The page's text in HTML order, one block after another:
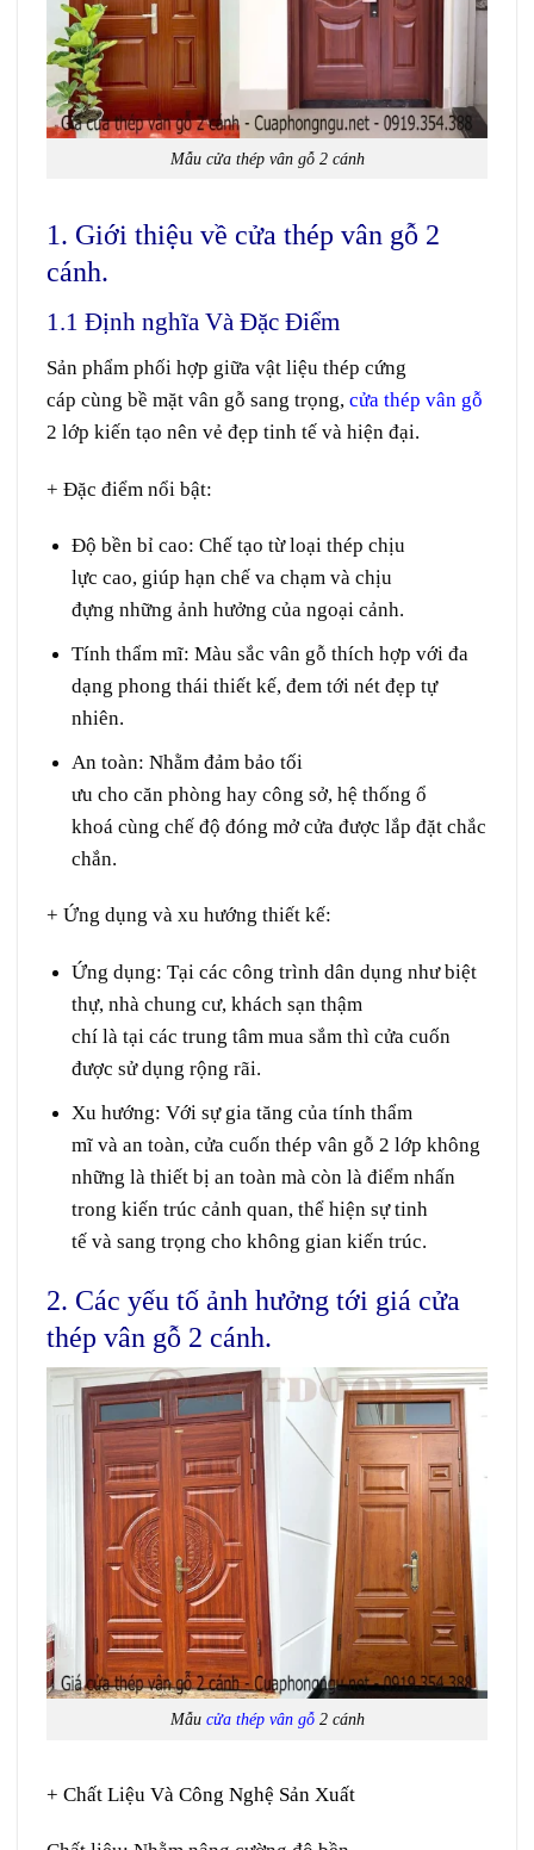
Mẫu cửa thép vân gỗ 2 cánh
1. Giới thiệu về cửa thép vân gỗ 2
cánh.
1.1 Định nghĩa Và Đặc Điểm
Sản phẩm phối hợp giữa vật liệu thép cứng
cáp cùng bề mặt vân gỗ sang trọng, cửa thép vân gỗ
2 lớp kiến tạo nên vẻ đẹp tinh tế và hiện đại.
+ Đặc điểm nổi bật:
Độ bền bỉcao: Chế tạo từ loạithép chịu
lực cao, giúp hạn chế va chạmvà chịu
đựng những ảnh hưởng của ngoại cảnh.
Tính thẩm mĩ: Màu sắc vân gỗ thích hợp với đa
dạng phong thái thiết kế, đem tới nétđẹp tự
nhiên.
An toàn: Nhằm đảm bảo tối
ưu cho căn phòng hay công sở, hệ thống ổ
khoá cùng chế độ đóng mở cửa được lắp đặt chắc
chắn.
+ Ứng dụng và xu hướng thiết kế:
Ứng dụng: Tạicác công trình dân dụng như biệt
thự, nhà chung cư, khách sạn thậm
chí là tạicác trung tâm mua sắmthì cửa cuốn
được sử dụng rộng rãi.
Xu hướng: Với sự gia tăng của tính thẩm
mĩ và an toàn, cửa cuốnthép vân gỗ 2 lớp không
những là thiết bị an toànmà còn là điểm nhấn
trong kiến trúc cảnh quan, thể hiện sự tinh
tếvà sang trọng cho không gian kiến trúc.
2. Các yếu tố ảnh hưởng tới giá cửa
thép vân gỗ 2 cánh.
Mẫu cửa thép vân gỗ2 cánh
+ Chất Liệu Và Công Nghệ Sản Xuất